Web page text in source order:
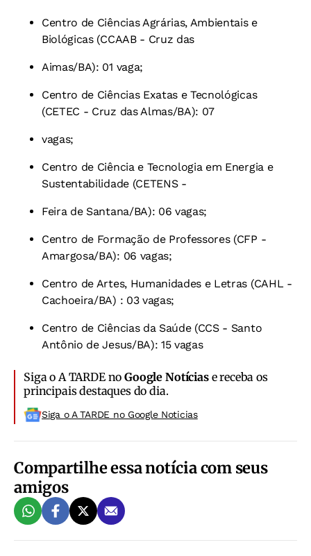
Centro de Ciências Agrárias, Ambientais e
Biológicas (CCAAB - Cruz das
Aimas/BA): 01 vaga;
Centro de Ciências Exatas e Tecnológicas
(CETEC - Cruz das Almas/BA): 07
vagas;
Centro de Ciência e Tecnologia em Energia e
Sustentabilidade (CETENS -
Feira de Santana/BA): 06 vagas;
Centro de Formação de Professores (CFP -
Amargosa/BA): 06 vagas;
Centro de Artes, Humanidades e Letras (CAHL -
Cachoeira/BA) : 03 vagas;
Centro de Ciências da Saúde (CCS - Santo
Antônio de Jesus/BA): 15 vagas
Siga o A TARDE noGoogle Notíciase receba os
principais destaques do dia.
Siga o A TARDE no Google Noticias
Compartilhe essa notícia com seus
amigos